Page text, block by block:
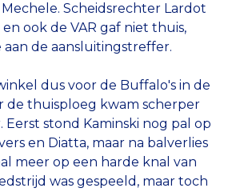
Scheidsrechter Lardot
ook de VAR gaf niet thuis,
de aansluitingstreffer.
dus voor de Buffalo's in de
de thuisploeg kwam scherper
stond Kaminski nog pal op
en Diatta, maar na balverlies
meer op een harde knal van
was gespeeld, maar toch